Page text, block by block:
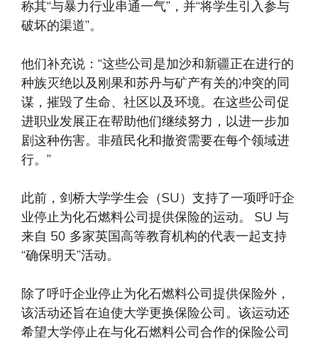
称其“与暴力行业串通一气”，并“将学生引入参与
破坏的渠道”。
他们补充说：“这些公司是加沙和新疆正在进行的
种族灭绝以及刚果和苏丹与矿产有关的冲突的同
谋，摧毁了生命、社区以及环境。在这些公司促
进职业发展正在帮助他们继续努力，以进一步加
剧这种伤害。非殖民化和撤资需要在每个领域进
行。”
此前，剑桥大学学生会（SU）支持了一项呼吁企
业停止为化石燃料公司提供保险的运动。 SU 与
来自 50 多家英国高等教育机构的代表一起支持
“确保明天”活动。
除了呼吁企业停止为化石燃料公司提供保险外，
该活动还旨在迫使大学更换保险公司。该运动还
希望大学停止在与化石燃料公司合作的保险公司